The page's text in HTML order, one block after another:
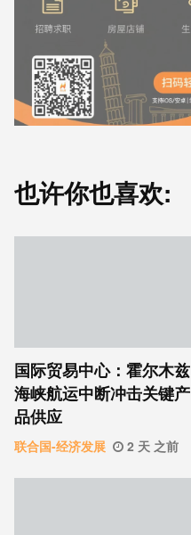
也许你也喜欢:
国际贸易中心：霍尔木兹
海峡航运中断冲击关键产
品供应
联合国-经济发展 2 天 之前